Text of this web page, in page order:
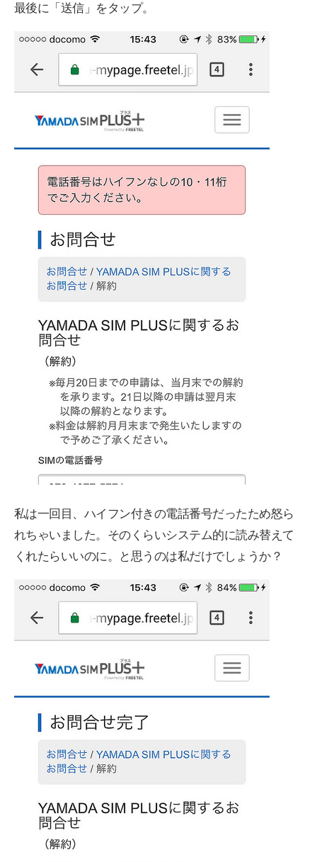
最後に「送信」をタップ。
私は一回目、ハイフン付きの電話番号だったため怒ら
れちゃいました。そのくらいシステム的に読み替えて
くれたらいいのに。と思うのは私だけでしょうか？